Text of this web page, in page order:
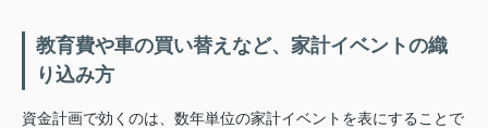
教育費や車の買い替えなど、家計イベントの織
り込み方
資金計画で効くのは、数年単位の家計イベントを表にすることで